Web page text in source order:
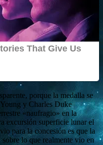
porque la medalla se
Young y Charles Duke
«naufragio» en la
excursión superficie lunar el
para la concesión es que la
sobre lo que realmente vio en